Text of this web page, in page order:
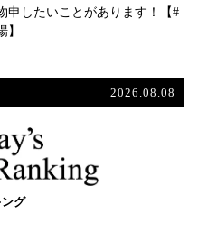
申したいことがあります！【#
2026.08.08
グ